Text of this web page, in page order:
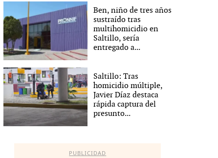
Ben, niño de tres años
sustraído tras
multihomicidio en
Saltillo, sería
entregado a...
Saltillo: Tras
homicidio múltiple,
Javier Díaz destaca
rápida captura del
presunto...
PUBLICIDAD